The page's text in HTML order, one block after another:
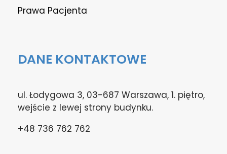
Prawa Pacjenta
DANE KONTAKTOWE
ul. Łodygowa 3, 03-687 Warszawa, 1. piętro,
wejście z lewej strony budynku.
+48 736 762 762